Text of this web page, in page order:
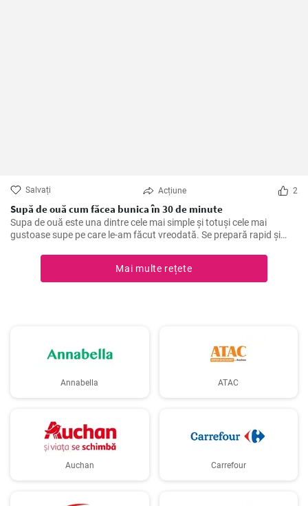
Salvați Acțiune 2
Supă de ouă cum făcea bunica în 30 de minute
Supa de ouă este una dintre cele mai simple și totuși cele mai
gustoase supe pe care le-am făcut vreodată. Se prepară rapid și
rețetă de la bunica mea și de atunci am făcut-o de nenumărate ori,
spre deliciul familiei mele. Ingredientele principale sunt, bineînțeles,
ouăle, plus condimente fine și legume delicioase.
Mai multe rețete
Annabella ATAC
Auchan Carrefour